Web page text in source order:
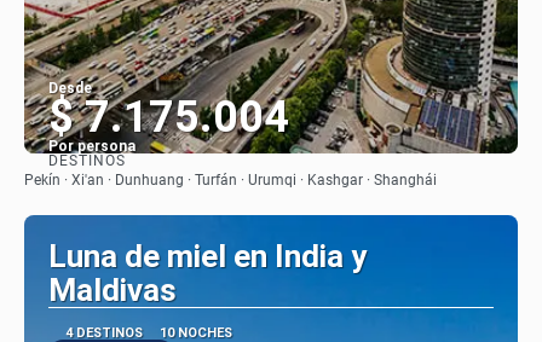
Desde
$ 7.175.004
Por persona
Ver
DESTINOS
Pekín · Xi'an · Dunhuang · Turfán · Urumqi · Kashgar · Shanghái
Luna de miel en India y
Maldivas
4 DESTINOS 10 NOCHES